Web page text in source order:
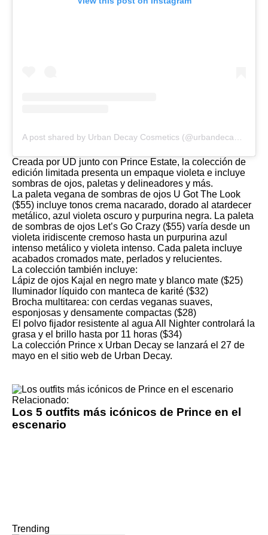
Creada por UD junto con Prince Estate, la colección de
edición limitada presenta un empaque violeta e incluye
sombras de ojos, paletas y delineadores y más.
La paleta vegana de sombras de ojos U Got The Look
($55) incluye tonos crema nacarado, dorado al atardecer
metálico, azul violeta oscuro y purpurina negra. La paleta
de sombras de ojos Let’s Go Crazy ($55) varía desde un
violeta iridiscente cremoso hasta un purpurina azul
intenso metálico y violeta intenso. Cada paleta incluye
acabados cromados mate, perlados y relucientes.
La colección también incluye:
Lápiz de ojos Kajal en negro mate y blanco mate ($25)
Iluminador líquido con manteca de karité ($32)
Brocha multitarea: con cerdas veganas suaves,
esponjosas y densamente compactas ($28)
El polvo fijador resistente al agua All Nighter controlará la
grasa y el brillo hasta por 11 horas ($34)
La colección Prince x Urban Decay se lanzará el 27 de
mayo en el sitio web de Urban Decay.
Relacionado:
Los 5 outfits más icónicos de Prince en el
escenario
Trending